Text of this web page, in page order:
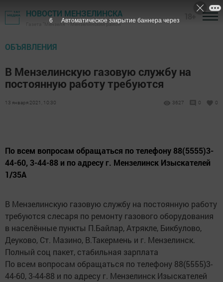
НОВОСТИ МЕНЗЕЛИНСКА
Газета "Мензеля" - Мензелинский район
ОБЪЯВЛЕНИЯ
В Мензелинскую газовую службу на
постоянную работу требуются
13 января 2021, 10:30 3627 0 0
По всем вопросам обращаться по телефону 88(5555)3-
44-60, 3-44-88 и по адресу г. Мензелинск Изыскателей
1/35А
В Мензелинскую газовую службу на постоянную работу
требуются слесаря по ремонту газового оборудования
в населённые пункты П.Байлар, Атрякле, Бикбулово,
Деуково, Ст. Мазино, В.Такермень и г. Мензелинск.
Полный соц пакет, стабильная зарплата
По всем вопросам обращаться по телефону 88(5555)3-
44-60, 3-44-88 и по адресу г. Мензелинск Изыскателей
6 Автоматическое закрытие баннера через